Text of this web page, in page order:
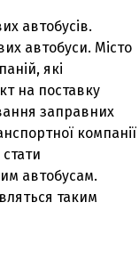
автобусів.
автобуси. Місто
які
на поставку
заправних
компанії
автобусам.
таким